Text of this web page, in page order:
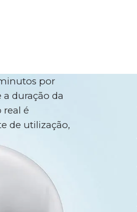
por
a duração da
real é
de utilização,